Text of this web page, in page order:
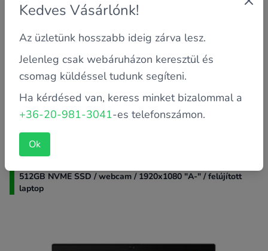
Garancia: 2 év saját
Processzor: i5-10310U
Memória: 16 GB
Háttértároló méret: 256 GB
A termék jelenleg elfogyott raktárról, kérjük érdeklődjön
telefonon, mit ajánlunk helyette.
512GB NVME SSD / webcam / 1920x1080 "A-" / felújított
laptop
Kedves Vásárlónk!
Az üzletünk hosszabb ideig zárva lesz.
Jelenleg csak webáruházon keresztül és
csomag küldéssel tudunk segíteni.
Ha kérdésed van, keress minket bizalommal a
+36-20-981-3041-es telefonszámon.
Ok